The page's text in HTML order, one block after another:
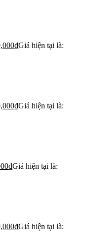
₫Giá hiện tại là:
₫Giá hiện tại là:
₫Giá hiện tại là:
₫Giá hiện tại là: